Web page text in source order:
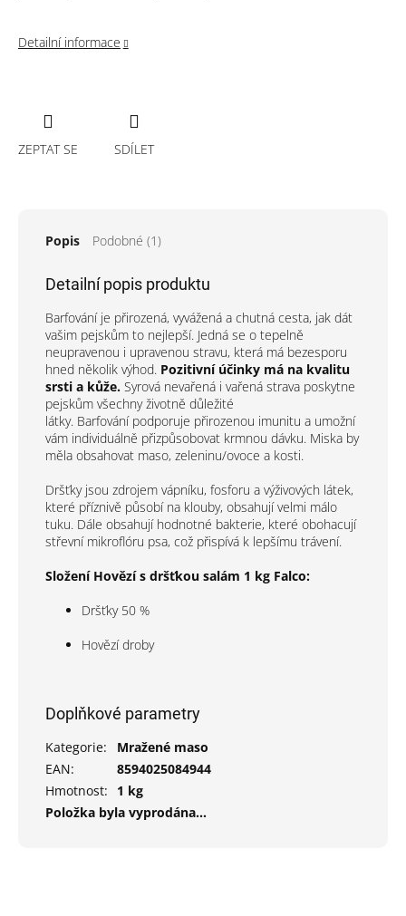
Detailní informace
ZEPTAT SE SDÍLET
Popis Podobné (1)
Detailní popis produktu
Barfování je přirozená, vyvážená a chutná cesta, jak dát
vašim pejskům to nejlepší. Jedná se o tepelně
neupravenou i upravenou stravu, která má bezesporu
hned několik výhod. Pozitivní účinky má na kvalitu
srsti a kůže. Syrová nevařená i vařená strava poskytne
pejskům všechny životně důležité
látky. Barfování podporuje přirozenou imunitu a umožní
vám individuálně přizpůsobovat krmnou dávku. Miska by
měla obsahovat maso, zeleninu/ovoce a kosti.
Dršťky jsou zdrojem vápníku, fosforu a výživových látek,
které příznivě působí na klouby, obsahují velmi málo
tuku. Dále obsahují hodnotné bakterie, které obohacují
střevní mikroflóru psa, což přispívá k lepšímu trávení.
Složení Hovězí s dršťkou salám 1 kg Falco:
Dršťky 50 %
Hovězí droby
Doplňkové parametry
Kategorie:
Mražené maso
EAN:
8594025084944
Hmotnost:
1 kg
Položka byla vyprodána…